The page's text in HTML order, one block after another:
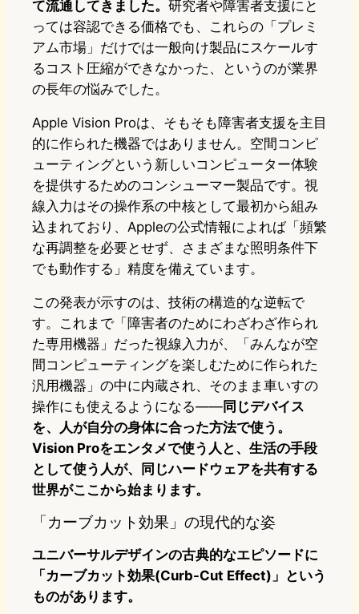
て流通してきました。 研究者や障害者支援にと
っては容認できる価格でも、これらの「プレミ
アム市場」だけでは一般向け製品にスケールす
るコスト圧縮ができなかった、というのが業界
の長年の悩みでした。
Apple Vision Proは、そもそも障害者支援を主目
的に作られた機器ではありません。空間コンピ
ューティングという新しいコンピューター体験
を提供するためのコンシューマー製品です。視
線入力はその操作系の中核として最初から組み
込まれており、Appleの公式情報によれば「頻繁
な再調整を必要とせず、さまざまな照明条件下
でも動作する」精度を備えています。
この発表が示すのは、技術の構造的な逆転で
す。これまで「障害者のためにわざわざ作られ
た専用機器」だった視線入力が、「みんなが空
間コンピューティングを楽しむために作られた
汎用機器」の中に内蔵され、そのまま車いすの
操作にも使えるようになる——同じデバイス
を、人が自分の身体に合った方法で使う。
Vision Proをエンタメで使う人と、生活の手段
として使う人が、同じハードウェアを共有する
世界がここから始まります。
「カーブカット効果」の現代的な姿
ユニバーサルデザインの古典的なエピソードに
「カーブカット効果(Curb-Cut Effect)」という
ものがあります。